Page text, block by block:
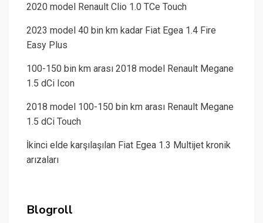
2020 model Renault Clio 1.0 TCe Touch
2023 model 40 bin km kadar Fiat Egea 1.4 Fire
Easy Plus
100-150 bin km arası 2018 model Renault Megane
1.5 dCi Icon
2018 model 100-150 bin km arası Renault Megane
1.5 dCi Touch
İkinci elde karşılaşılan Fiat Egea 1.3 Multijet kronik
arızaları
Blogroll